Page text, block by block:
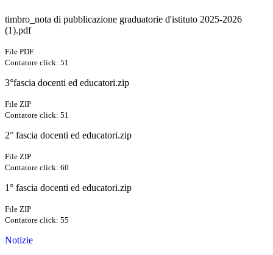
timbro_nota di pubblicazione graduatorie d'istituto 2025-2026
(1).pdf
File PDF
Contatore click: 51
3°fascia docenti ed educatori.zip
File ZIP
Contatore click: 51
2° fascia docenti ed educatori.zip
File ZIP
Contatore click: 60
1° fascia docenti ed educatori.zip
File ZIP
Contatore click: 55
Notizie